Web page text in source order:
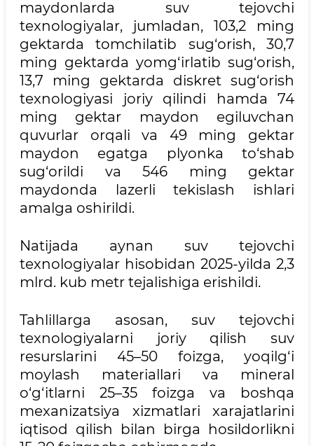
maydonlarda suv tejovchi
texnologiyalar, jumladan, 103,2 ming
gektarda tomchilatib sug‘orish, 30,7
ming gektarda yomg‘irlatib sug‘orish,
13,7 ming gektarda diskret sug‘orish
texnologiyasi joriy qilindi hamda 74
ming gektar maydon egiluvchan
quvurlar orqali va 49 ming gektar
maydon egatga plyonka to‘shab
sug‘orildi va 546 ming gektar
maydonda lazerli tekislash ishlari
amalga oshirildi.
Natijada aynan suv tejovchi
texnologiyalar hisobidan 2025-yilda 2,3
mlrd. kub metr tejalishiga erishildi.
Tahlillarga asosan, suv tejovchi
texnologiyalarni joriy qilish suv
resurslarini 45–50 foizga, yoqilg‘i
moylash materiallari va mineral
o‘g‘itlarni 25–35 foizga va boshqa
mexanizatsiya xizmatlari xarajatlarini
iqtisod qilish bilan birga hosildorlikni